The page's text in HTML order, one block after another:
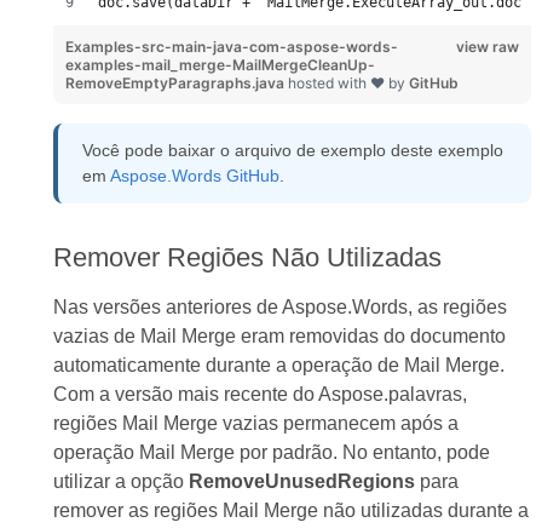
view raw
Examples-src-main-java-com-aspose-words-
examples-mail_merge-MailMergeCleanUp-
RemoveEmptyParagraphs.java hosted with ❤ by GitHub
Você pode baixar o arquivo de exemplo deste exemplo
em Aspose.Words GitHub.
Remover Regiões Não Utilizadas
Nas versões anteriores de Aspose.Words, as regiões
vazias de Mail Merge eram removidas do documento
automaticamente durante a operação de Mail Merge.
Com a versão mais recente do Aspose.palavras,
regiões Mail Merge vazias permanecem após a
operação Mail Merge por padrão. No entanto, pode
utilizar a opção RemoveUnusedRegionspara
remover as regiões Mail Merge não utilizadas durante a